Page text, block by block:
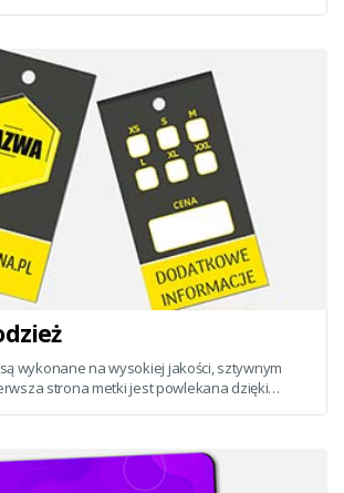
wykonane na wysokiej jakości, sztywnym